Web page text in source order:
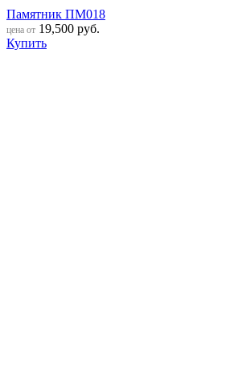
Памятник ПМ018
цена от 19,500 руб.
Купить